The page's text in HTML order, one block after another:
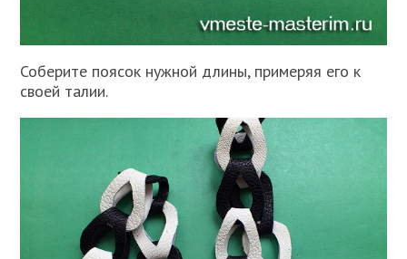
Соберите поясок нужной длины, примеряя его к
своей талии.